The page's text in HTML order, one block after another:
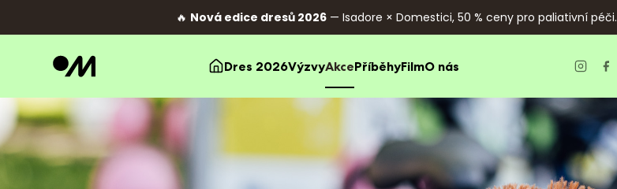
🔥 Nová edice dresů 2026 — Isadore × Domestici, 50 % ceny pro paliativní péči.
Dres 2026VýzvyAkcePříběhyFilmO nás